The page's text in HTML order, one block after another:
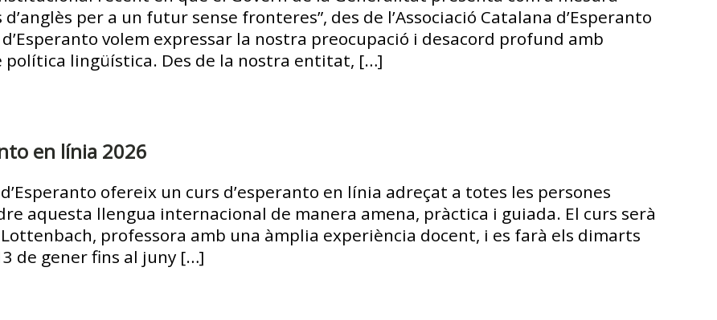
per a un futur sense fronteres”, des de l’Associació Catalana d’Esperanto
volem expressar la nostra preocupació i desacord profund amb
política lingüística. Des de la nostra entitat, […]
en línia 2026
d’Esperanto ofereix un curs d’esperanto en línia adreçat a totes les persones
aquesta llengua internacional de manera amena, pràctica i guiada. El curs serà
professora amb una àmplia experiència docent, i es farà els dimarts
de gener fins al juny […]